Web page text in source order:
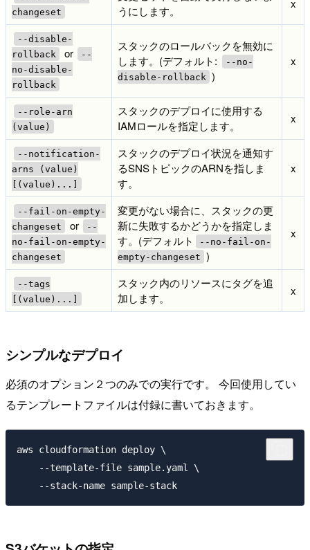
changeset
うにします。
x
--disable-
rollback
or
--
no-disable-
rollback
スタックのロールバックを無効に
します。(デフォルト:
--no-
disable-rollback )
x
--role-arn
(value)
スタックのデプロイに使用する
IAMロールを指定します。
x
--notification-
arns (value)
[(value)...]
スタックのデプロイ状況を通知す
るSNSトピックのARNを指しま
す。
x
--fail-on-empty-
changeset
or
--
no-fail-on-empty-
changeset
変更がない場合に、スタックの更
新に失敗するかどうかを指定しま
す。(デフォルト
--no-fail-on-
empty-changeset )
x
--tags
[(value)...]
スタック内のリソースにタグを追
加します。
x
シンプルなデプロイ
必須のオプション２つのみでの実行です。 今回使用してい
るテンプレートファイルは付録に書いておきます。
aws cloudformation deploy \
    --template-file sample.yaml \